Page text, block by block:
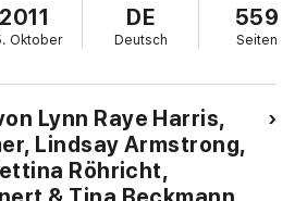
tun! Doch im Kerzenschein des Heiligen
Zweifel …
Advent in der kleinen Stadt präsentiert,
Geschäftsmann Morgan
sie, dass Nate sie mag! Doch er verbirgt
mit ihm ein Fest der Liebe feiern will,
lüften …
2011
Oktober
DE
Deutsch
559
Seiten
Lynn Raye Harris,
Lindsay Armstrong,
Röhricht,